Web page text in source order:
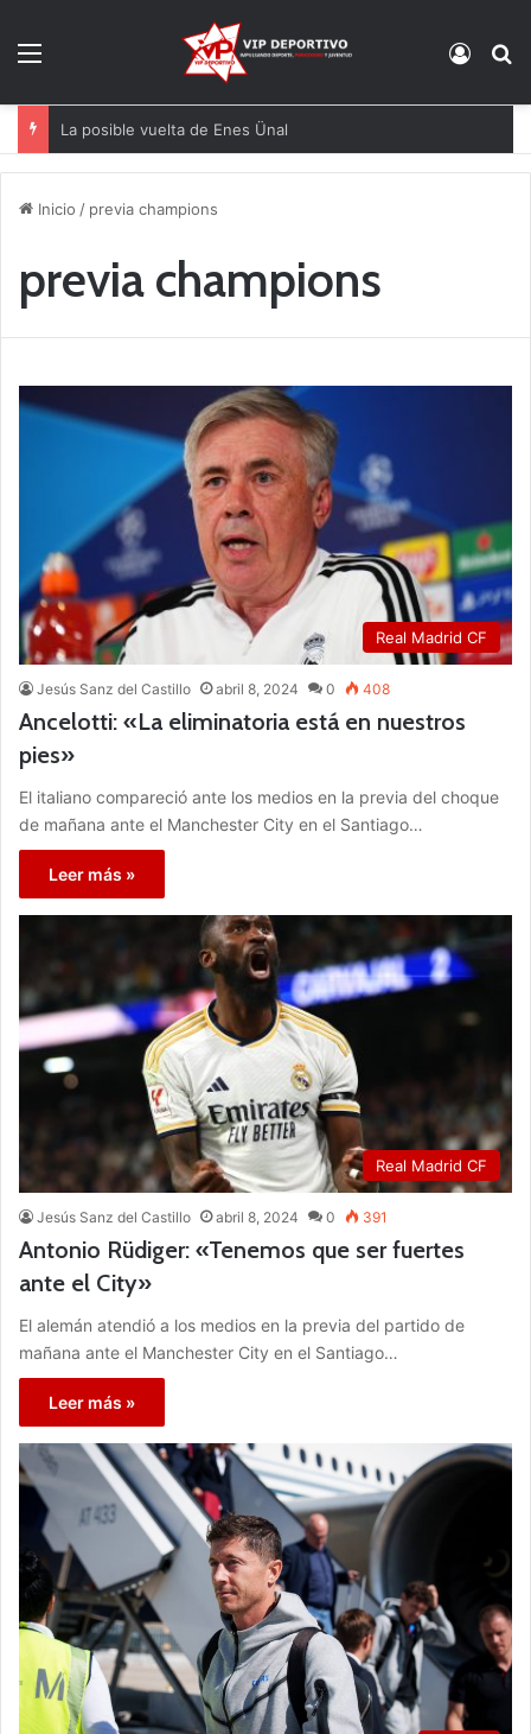
La posible vuelta de Enes Ünal
Inicio / previa champions
previa champions
Real Madrid CF
Jesús Sanz del Castillo abril 8, 2024 0 408
Ancelotti: «La eliminatoria está en nuestros
pies»
El italiano compareció ante los medios en la previa del choque
de mañana ante el Manchester City en el Santiago…
Leer más »
Real Madrid CF
Jesús Sanz del Castillo abril 8, 2024 0 391
Antonio Rüdiger: «Tenemos que ser fuertes
ante el City»
El alemán atendió a los medios en la previa del partido de
mañana ante el Manchester City en el Santiago…
Leer más »